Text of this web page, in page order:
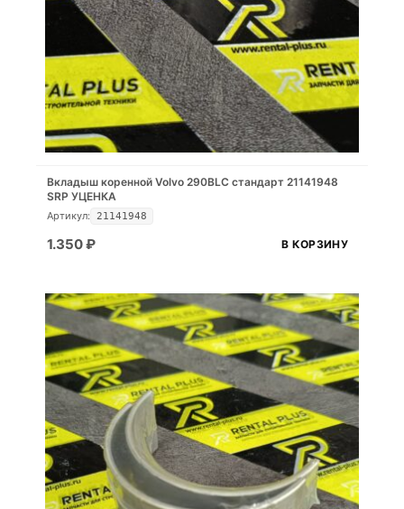
Вкладыш коренной Volvo 290BLC стандарт 21141948
SRP УЦЕНКА
Артикул: 21141948
1.350₽ В КОРЗИНУ